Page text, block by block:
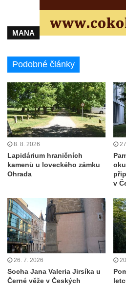
Pomník na paměť zrušení roboty v
Socha vodníka v Plavu
Třebušíně
Pamětní deska Johanna
Fischera na domě čp. 5/16 na třídě
května v Rumburku
Socha ležícího koně v Sadech
Československé armády v Teplicích
severně od Tokáně
Obrázek svatého Huberta na buku
Obrázek svatého Jakuba na skále u
východně od Srbské Kamenice
Busta Jana Amose Komenského
čp. 37 v Račicích
Socha Medvídě v Tierpark
Sochy Ležící žena v Tierpark
MANA
Podobné články
8. 8. 2026
Lapidárium hraničních
kamenů u loveckého zámku
Ohrada
v
26. 7. 2026
Socha Jana Valeria Jirsíka u
Černé věže v Českých